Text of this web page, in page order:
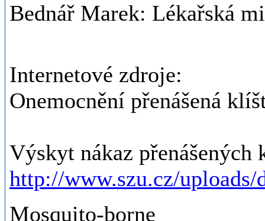
Bednář Marek: Lékařská
Internetové zdroje:
Onemocnění přenášená
Výskyt nákaz přenášených
http://www.szu.cz/
Mosquito-borne